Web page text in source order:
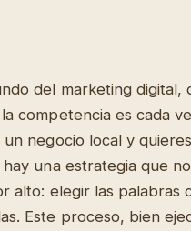
del marketing digital,
competencia es cada
un negocio local y
una estrategia que
alto: elegir las palabras
Este proceso, bien